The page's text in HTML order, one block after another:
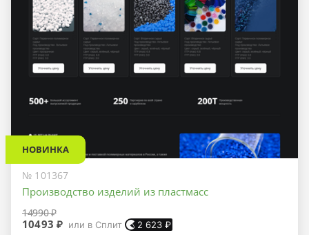
НОВИНКА
№ 101367
Производство изделий из пластмасс
14990 ₽
10493 ₽ или в Сплит 2 623 ₽